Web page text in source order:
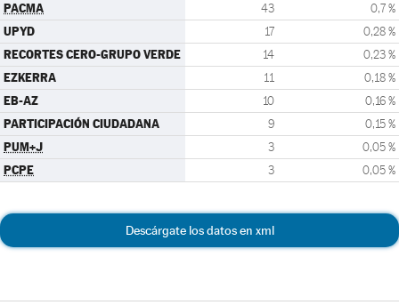
PACMA 43 0,7 %
UPYD 17 0,28 %
RECORTES CERO-GRUPO VERDE 14 0,23 %
EZKERRA 11 0,18 %
EB-AZ 10 0,16 %
PARTICIPACIÓN CIUDADANA 9 0,15 %
PUM+J 3 0,05 %
PCPE 3 0,05 %
Descárgate los datos en xml